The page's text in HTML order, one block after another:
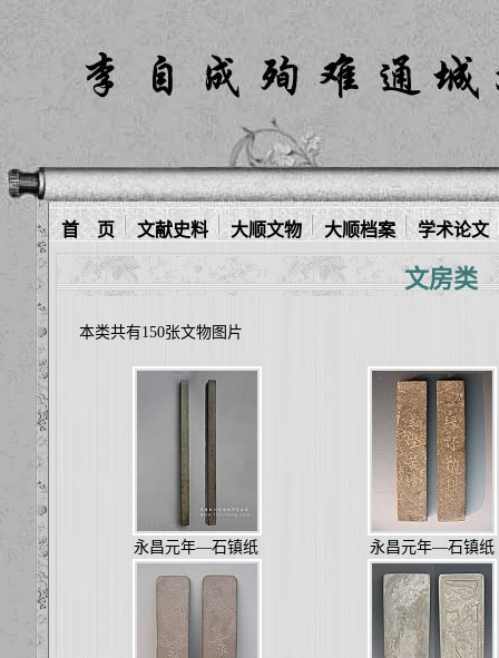
首 页 文献史料 大顺文物 大顺档案 学术论文
文房类
本类共有150张文物图片
永昌元年—石镇纸 永昌元年—石镇纸